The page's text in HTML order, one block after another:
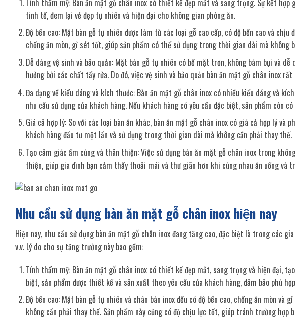
tinh tế, đem lại vẻ đẹp tự nhiên và hiện đại cho không gian phòng ăn.
Độ bền cao: Mặt bàn gỗ tự nhiên được làm từ các loại gỗ cao cấp, có độ bền cao và chịu
chống ăn mòn, gỉ sét tốt, giúp sản phẩm có thể sử dụng trong thời gian dài mà không
Dễ dàng vệ sinh và bảo quản: Mặt bàn gỗ tự nhiên có bề mặt trơn, không bám bụi và
hưởng bởi các chất tẩy rửa. Do đó, việc vệ sinh và bảo quản bàn ăn mặt gỗ chân inox
Đa dạng về kiểu dáng và kích thước: Bàn ăn mặt gỗ chân inox có nhiều kiểu dáng và
nhu cầu sử dụng của khách hàng. Nếu khách hàng có yêu cầu đặc biệt, sản phẩm còn
Giá cả hợp lý: So với các loại bàn ăn khác, bàn ăn mặt gỗ chân inox có giá cả hợp lý và
khách hàng đầu tư một lần và sử dụng trong thời gian dài mà không cần phải thay thế.
Tạo cảm giác ấm cúng và thân thiện: Việc sử dụng bàn ăn mặt gỗ chân inox trong
thiện, giúp gia đình bạn cảm thấy thoải mái và thư giãn hơn khi cùng nhau ăn uống và
Nhu cầu sử dụng bàn ăn mặt gỗ chân inox hiện nay
Hiện nay, nhu cầu sử dụng bàn ăn mặt gỗ chân inox đang tăng cao, đặc biệt là trong các
v.v. Lý do cho sự tăng trưởng này bao gồm:
Tính thẩm mỹ: Bàn ăn mặt gỗ chân inox có thiết kế đẹp mắt, sang trọng và hiện đại,
biệt, sản phẩm được thiết kế và sản xuất theo yêu cầu của khách hàng, đảm bảo phù
Độ bền cao: Mặt bàn gỗ tự nhiên và chân bàn inox đều có độ bền cao, chống ăn mòn
không cần phải thay thế. Sản phẩm này cũng có độ chịu lực tốt, giúp tránh trường hợp